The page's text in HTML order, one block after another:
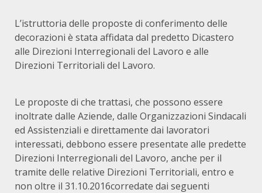
L’istruttoria delle proposte di conferimento delle
decorazioni è stata affidata dal predetto Dicastero
alle Direzioni Interregionali del Lavoro e alle
Direzioni Territoriali del Lavoro.
Le proposte di che trattasi, che possono essere
inoltrate dalle Aziende, dalle Organizzazioni Sindacali
ed Assistenziali e direttamente dai lavoratori
interessati, debbono essere presentate alle predette
Direzioni Interregionali del Lavoro, anche per il
tramite delle relative Direzioni Territoriali, entro e
non oltre il 31.10.2016corredate dai seguenti